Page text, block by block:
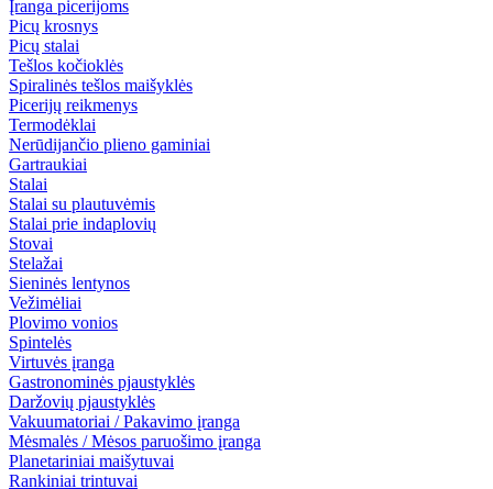
Įranga picerijoms
Picų krosnys
Picų stalai
Tešlos kočioklės
Spiralinės tešlos maišyklės
Picerijų reikmenys
Termodėklai
Nerūdijančio plieno gaminiai
Gartraukiai
Stalai
Stalai su plautuvėmis
Stalai prie indaplovių
Stovai
Stelažai
Sieninės lentynos
Vežimėliai
Plovimo vonios
Spintelės
Virtuvės įranga
Gastronominės pjaustyklės
Daržovių pjaustyklės
Vakuumatoriai / Pakavimo įranga
Mėsmalės / Mėsos paruošimo įranga
Planetariniai maišytuvai
Rankiniai trintuvai